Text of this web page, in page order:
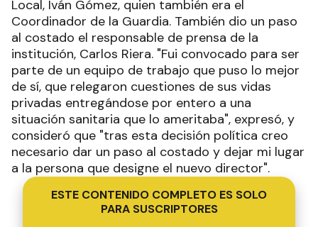
Local, Iván Gómez, quien también era el
Coordinador de la Guardia. También dio un paso
al costado el responsable de prensa de la
institución, Carlos Riera. "Fui convocado para ser
parte de un equipo de trabajo que puso lo mejor
de sí, que relegaron cuestiones de sus vidas
privadas entregándose por entero a una
situación sanitaria que lo ameritaba", expresó, y
consideró que "tras esta decisión política creo
necesario dar un paso al costado y dejar mi lugar
a la persona que designe el nuevo director".
ESTE CONTENIDO COMPLETO ES SOLO
PARA SUSCRIPTORES